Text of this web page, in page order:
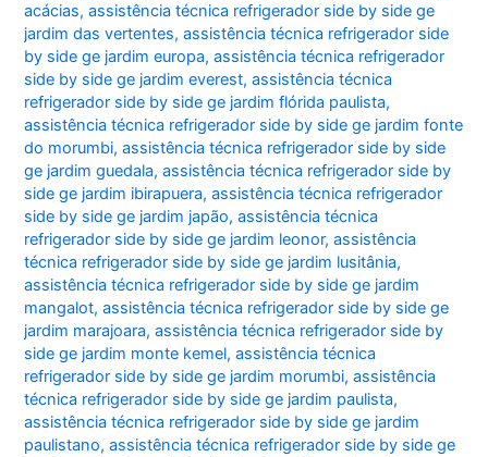
acácias,assistência técnica refrigerador side by side ge
jardim das vertentes,assistência técnica refrigerador side
by side ge jardim europa,assistência técnica refrigerador
side by side ge jardim everest,assistência técnica
refrigerador side by side ge jardim flórida paulista,
assistência técnica refrigerador side by side ge jardim fonte
do morumbi,assistência técnica refrigerador side by side
ge jardim guedala,assistência técnica refrigerador side by
side ge jardim ibirapuera,assistência técnica refrigerador
side by side ge jardim japão,assistência técnica
refrigerador side by side ge jardim leonor,assistência
técnica refrigerador side by side ge jardim lusitânia,
assistência técnica refrigerador side by side ge jardim
mangalot,assistência técnica refrigerador side by side ge
jardim marajoara,assistência técnica refrigerador side by
side ge jardim monte kemel,assistência técnica
refrigerador side by side ge jardim morumbi,assistência
técnica refrigerador side by side ge jardim paulista,
assistência técnica refrigerador side by side ge jardim
paulistano,assistência técnica refrigerador side by side ge